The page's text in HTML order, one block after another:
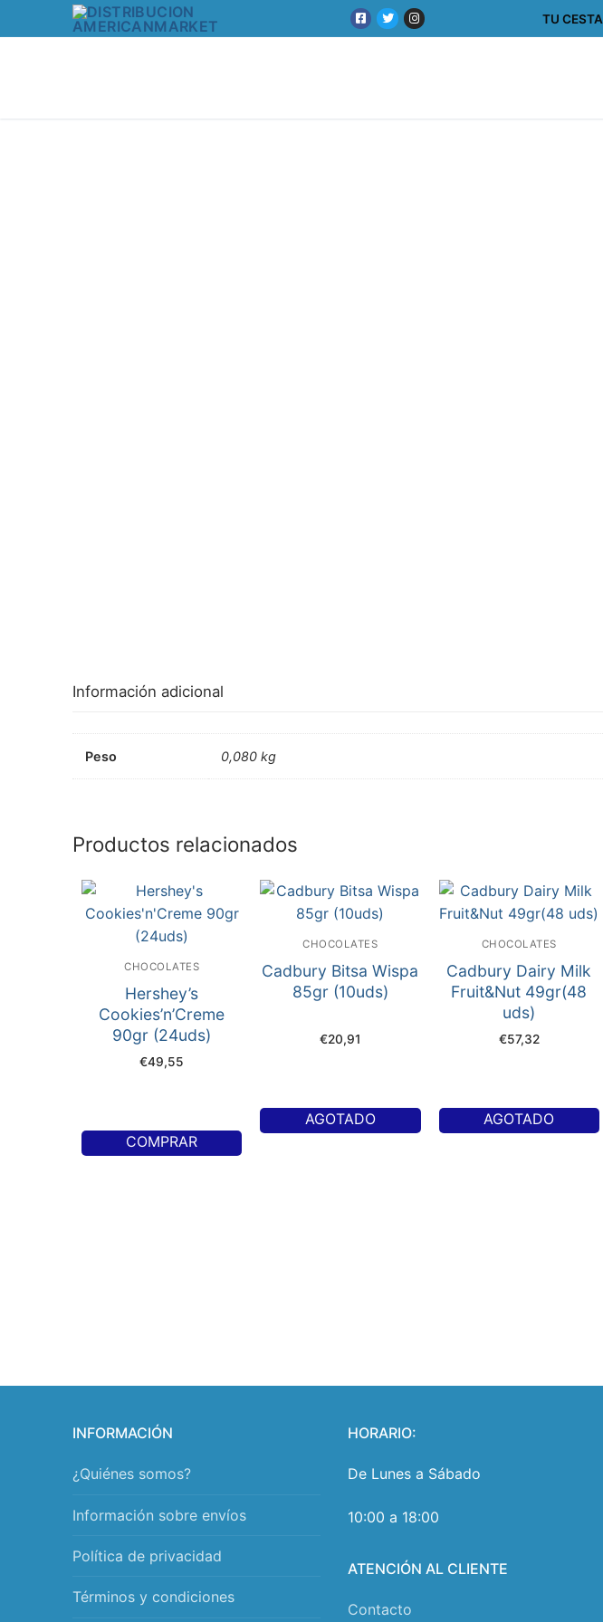
TU CESTA
Información adicional
Peso 0,080 kg
Productos relacionados
CHOCOLATES
Hershey’s
Cookies’n’Creme
90gr (24uds)
€49,55
COMPRAR
CHOCOLATES
Cadbury Bitsa Wispa
85gr (10uds)
€20,91
AGOTADO
CHOCOLATES
Cadbury Dairy Milk
Fruit&Nut 49gr(48
uds)
€57,32
AGOTADO
INFORMACIÓN
¿Quiénes somos?
Información sobre envíos
Política de privacidad
Términos y condiciones
HORARIO:
De Lunes a Sábado
10:00 a 18:00
ATENCIÓN AL CLIENTE
Contacto